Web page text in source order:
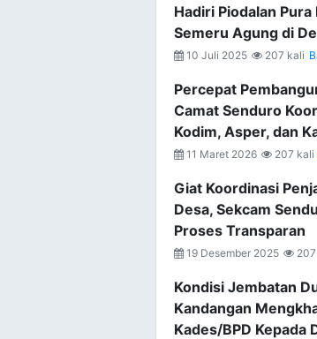
Hadiri Piodalan
Semeru Agung di
10 Juli 2025 207 kali
Percepat
Camat Senduro
Kodim, Asper, dan
11 Maret 2026 207 kali
Giat Koordinasi
Desa, Sekcam
Proses Transparan
19 Desember 2025
Kondisi Jembatan
Kandangan
Kades/BPD Kepada